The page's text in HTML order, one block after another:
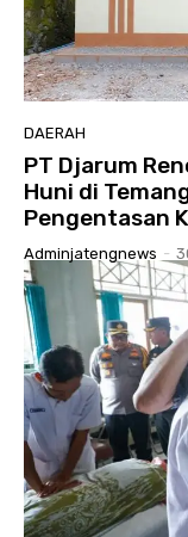
DAERAH
PT Djarum
Huni di
Pengentasan
Adminjatengnews -